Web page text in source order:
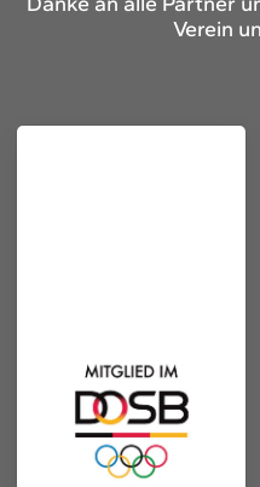
Verein